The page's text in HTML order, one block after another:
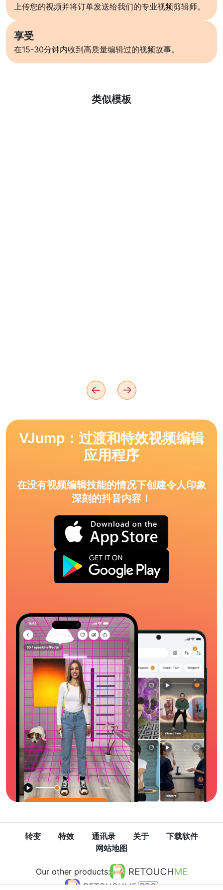
上传您的视频并将订单发送给我们的专业视频剪辑师。
享受
在15-30分钟内收到高质量编辑过的视频故事。
类似模板
了解更多
VJump：过渡和特效视频编辑
应用程序
在没有视频编辑技能的情况下创建令人印象
深刻的抖音内容！
转变 特效 通讯录 关于
下载软件
网站地图
Our other products: